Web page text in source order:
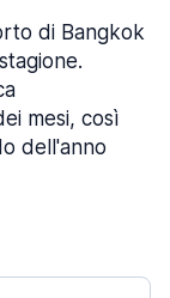
di Bangkok
mesi, così
dell'anno